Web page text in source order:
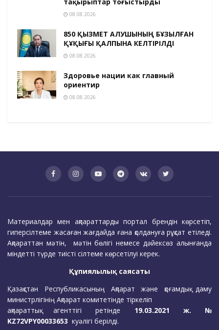
08.08.2026
850 ҚЫЗМЕТ АЛУШЫНЫҢ БҰЗЫЛҒАН
ҚҰҚЫҒЫ ҚАЛПЫНА КЕЛТІРІЛДІ
08.08.2026
Здоровье нации как главный
ориентир
08.08.2026
Материалдар мен ақпараттарды портал брендін көрсетіп,
гиперсілтеме жасаған жағдайда ғана қолдануға рұқсат етіледі.
Ақпараттан мәтін, мәтін бөлігі немесе дәйексөз алынғанда
міндетті түрде тиісті сілтеме көрсетілуі керек.
Құпиялылық саясаты
Қазақстан Республикасының Ақпарат және қоғамдық даму
министрлігінің Ақпарат комитетінде тіркеліп
ақпараттық агенттігі ретінде 19.03.2021 ж. №
KZ72VPY00033653 куәлігі берілді.